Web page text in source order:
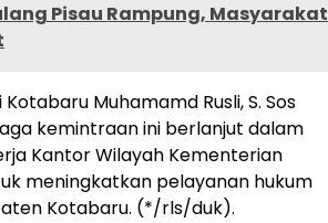
Pisau Rampung, Masyarakat
Muhamamd Rusli, S. Sos
kemintraan ini berlanjut dalam
Kantor Wilayah Kementerian
meningkatkan pelayanan hukum
Kotabaru. (*/rls/duk).